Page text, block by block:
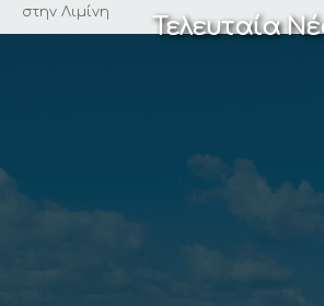
στην Λιμίνη
Τελευταία